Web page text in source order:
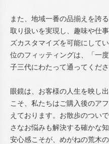
また、地域一番の品揃えを誇
取り扱いを実現し、趣味や仕
ズカスタマイズを可能にして
位のフィッティングは、「一
子三代にわたって通ってくだ
眼鏡は、お客様の人生を映し
こそ、私たちはご購入後のア
えております。お散歩のつい
さなお悩みも解決する確かな
安心感こそが、めがねの荒木の